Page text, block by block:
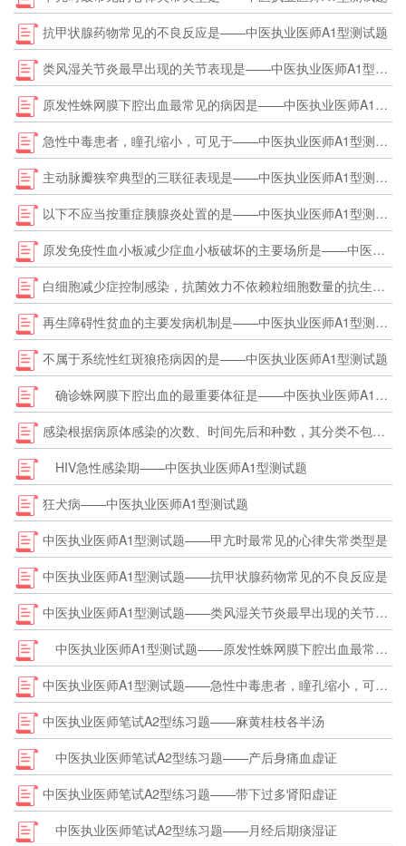
抗甲状腺药物常见的不良反应是——中医执业医师A1型测试题
类风湿关节炎最早出现的关节表现是——中医执业医师A1型测试题
原发性蛛网膜下腔出血最常见的病因是——中医执业医师A1型测试题
急性中毒患者，瞳孔缩小，可见于——中医执业医师A1型测试题
主动脉瓣狭窄典型的三联征表现是——中医执业医师A1型测试题
以下不应当按重症胰腺炎处置的是——中医执业医师A1型测试题
原发免疫性血小板减少症血小板破坏的主要场所是——中医执业医师A1型测试题
白细胞减少症控制感染，抗菌效力不依赖粒细胞数量的抗生素是——中医执业医师A1型测试题
再生障碍性贫血的主要发病机制是——中医执业医师A1型测试题
不属于系统性红斑狼疮病因的是——中医执业医师A1型测试题
确诊蛛网膜下腔出血的最重要体征是——中医执业医师A1型测试题
感染根据病原体感染的次数、时间先后和种数，其分类不包括的是——中医执业医师A1型测试题
HIV急性感染期——中医执业医师A1型测试题
狂犬病——中医执业医师A1型测试题
中医执业医师A1型测试题——甲亢时最常见的心律失常类型是
中医执业医师A1型测试题——抗甲状腺药物常见的不良反应是
中医执业医师A1型测试题——类风湿关节炎最早出现的关节表现是
中医执业医师A1型测试题——原发性蛛网膜下腔出血最常见的病因是
中医执业医师A1型测试题——急性中毒患者，瞳孔缩小，可见于
中医执业医师笔试A2型练习题——麻黄桂枝各半汤
中医执业医师笔试A2型练习题——产后身痛血虚证
中医执业医师笔试A2型练习题——带下过多肾阳虚证
中医执业医师笔试A2型练习题——月经后期痰湿证